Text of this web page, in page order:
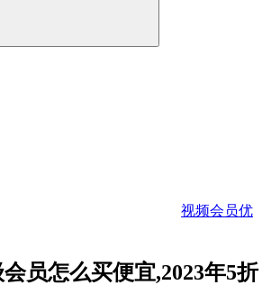
视频会员优
员怎么买便宜,2023年5折